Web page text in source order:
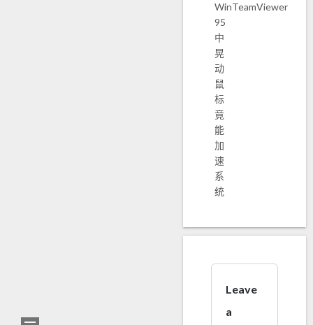
Win
95
中
晃
动
鼠
标
竟
能
加
速
系
统
TeamViewer